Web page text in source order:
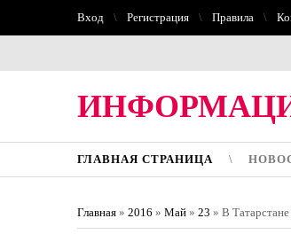
Вход Регистрация Правила
ГЛАВНАЯ СТРАНИЦА
Главная » 2016 » Май » 23 » В